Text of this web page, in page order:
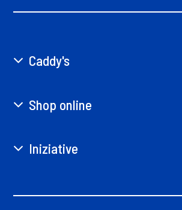
Caddy's
Shop online
Iniziative